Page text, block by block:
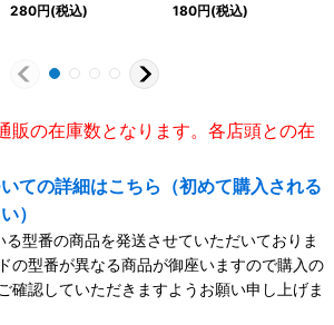
280円(税込) 180円(税込)
販の在庫数となります。各店頭との在
ての詳細はこちら（初めて購入される
）
型番の商品を発送させていただいておりま
の型番が異なる商品が御座いますので購入の
確認していただきますようお願い申し上げま